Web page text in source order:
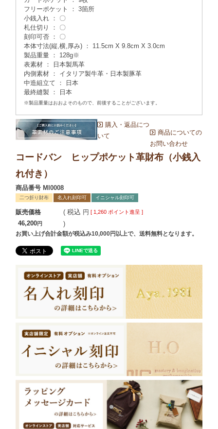
フリーポケット ： 3箇所
小銭入れ ： 〇
札仕切り ： 〇
刻印可否 ： 〇
本体寸法(縦,横,厚み) ： 11.5cm X 9.8cm X 3.0cm
製品重量 ： 128g※
表素材 ： 日本製馬革
内側素材 ： イタリア製牛革・日本製豚革
中造組立て ： 日本
最終縫製 ： 日本
※製品重量はおおよそのもので、前後することがございます。
購入・返品につ
いて
商品についての
お問い合わせ
コードバン ヒップポケット革財布（小銭入
れ付き）
商品番号 MI0008
二つ折り財布 名入れ刻印可 イニシャル刻印可
販売価格
46,200
税込 [ 1,260 ポイント進呈 ]
お買い上げ合計金額が税込み10,000円以上で、送料無料となります。